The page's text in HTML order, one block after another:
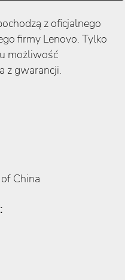
z oficjalnego
firmy Lenovo. Tylko
możliwość
z gwarancji.
China